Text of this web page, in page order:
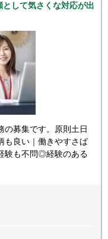
して気さくな対応が出
の募集です。原則土日
も良い｜働きやすさば
験も不問◎経験のある